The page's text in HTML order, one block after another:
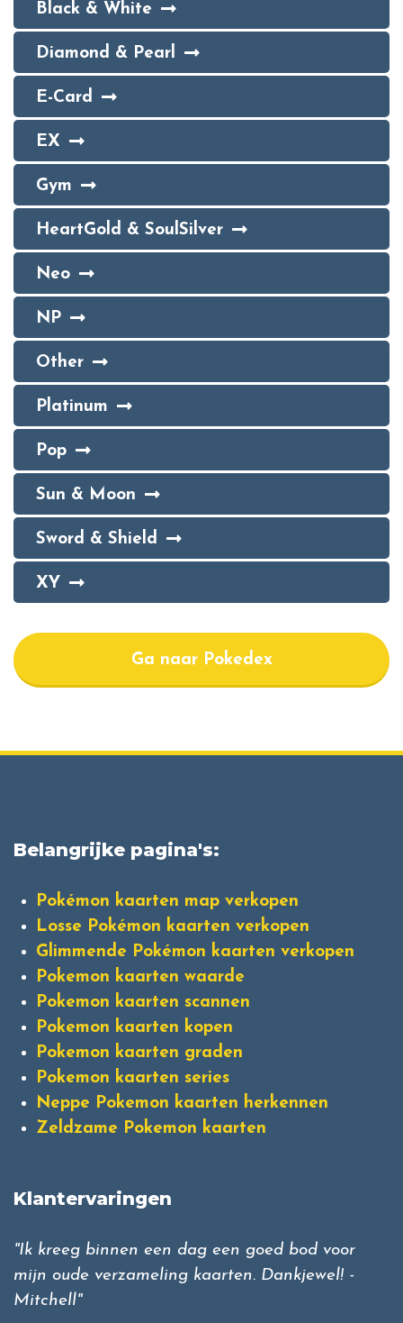
Black & White
Diamond & Pearl
E-Card
EX
Gym
HeartGold & SoulSilver
Neo
NP
Other
Platinum
Pop
Sun & Moon
Sword & Shield
XY
Ga naar Pokedex
Belangrijke pagina's:
Pokémon kaarten map verkopen
Losse Pokémon kaarten verkopen
Glimmende Pokémon kaarten verkopen
Pokemon kaarten waarde
Pokemon kaarten scannen
Pokemon kaarten kopen
Pokemon kaarten graden
Pokemon kaarten series
Neppe Pokemon kaarten herkennen
Zeldzame Pokemon kaarten
Klantervaringen
"Ik kreeg binnen een dag een goed bod voor
mijn oude verzameling kaarten. Dankjewel! -
Mitchell"